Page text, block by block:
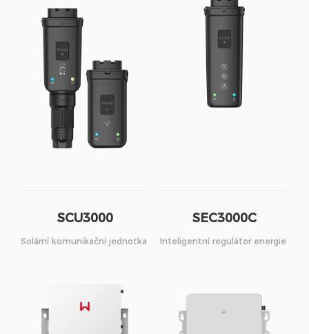
SCU3000
Solární komunikační jednotka
SEC3000C
Inteligentní regulátor energie